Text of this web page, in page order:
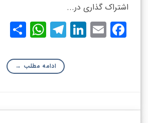
اشتراک گذاری در...
Facebook
Email
LinkedIn
ادامه مطلب →